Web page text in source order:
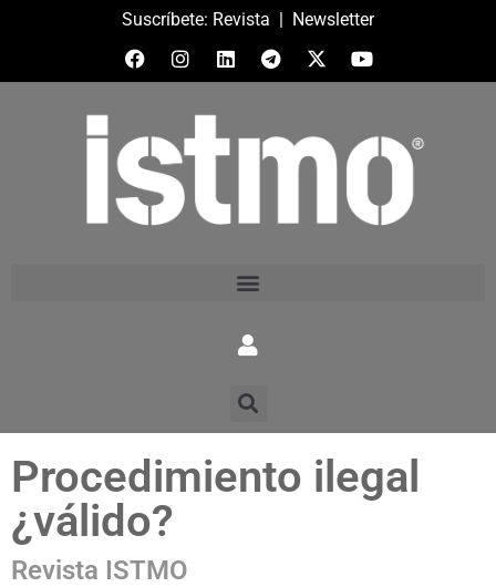
Suscríbete: Revista | Newsletter
Procedimiento ilegal
¿válido?
Revista ISTMO